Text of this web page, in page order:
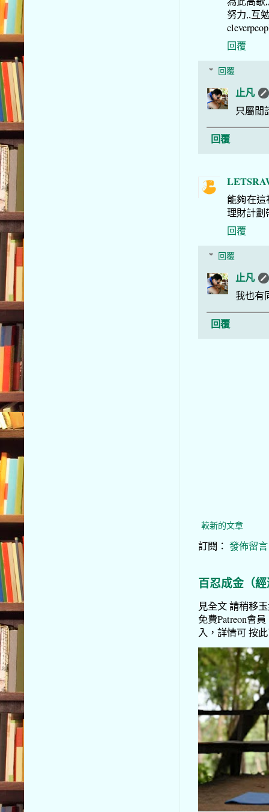
努力,,互
回覆
回覆
止凡
只屬閒
回覆
能夠在
理財計劃
回覆
回覆
止凡
我也有
回覆
較新的文章
訂閱： 發佈留
百忍成金（
見全文 請稍移
免費Patreon會
入，詳情可 按